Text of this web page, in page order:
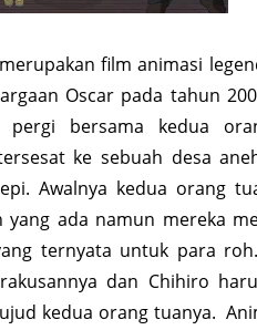
film animasi
Oscar pada tahun
pergi bersama kedua
ke sebuah desa
Awalnya kedua orang
ada namun mereka
ternyata untuk para
dan Chihiro
kedua orang tuanya.